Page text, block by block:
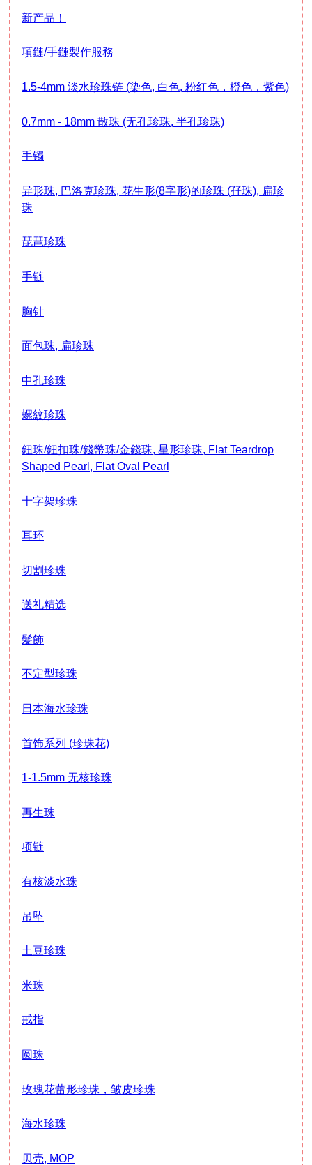
新产品！
項鏈/手鏈製作服務
1.5-4mm 淡水珍珠链 (染色, 白色, 粉红色，橙色，紫色)
0.7mm - 18mm 散珠 (无孔珍珠, 半孔珍珠)
手镯
异形珠, 巴洛克珍珠, 花生形(8字形)的珍珠 (孖珠), 扁珍
珠
琵琶珍珠
手链
胸针
面包珠, 扁珍珠
中孔珍珠
螺紋珍珠
鈕珠/鈕扣珠/錢幣珠/金錢珠, 星形珍珠, Flat Teardrop
Shaped Pearl, Flat Oval Pearl
十字架珍珠
耳环
切割珍珠
送礼精选
髮飾
不定型珍珠
日本海水珍珠
首饰系列 (珍珠花)
1-1.5mm 无核珍珠
再生珠
项链
有核淡水珠
吊坠
土豆珍珠
米珠
戒指
圆珠
玫瑰花蕾形珍珠，皱皮珍珠
海水珍珠
贝壳, MOP